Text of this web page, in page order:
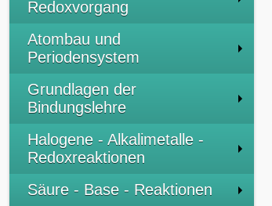
Redoxvorgang
Atombau und
Periodensystem
Grundlagen der
Bindungslehre
Halogene - Alkalimetalle -
Redoxreaktionen
Säure - Base - Reaktionen